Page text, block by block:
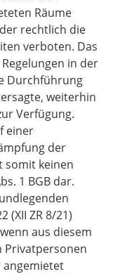
Räume
rechtlich die
verboten. Das
in der
Durchführung
weiterhin
Verfügung.
einer
der
somit keinen
1 BGB dar.
(XII ZR 8/21)
aus diesem
Privatpersonen
angemietet